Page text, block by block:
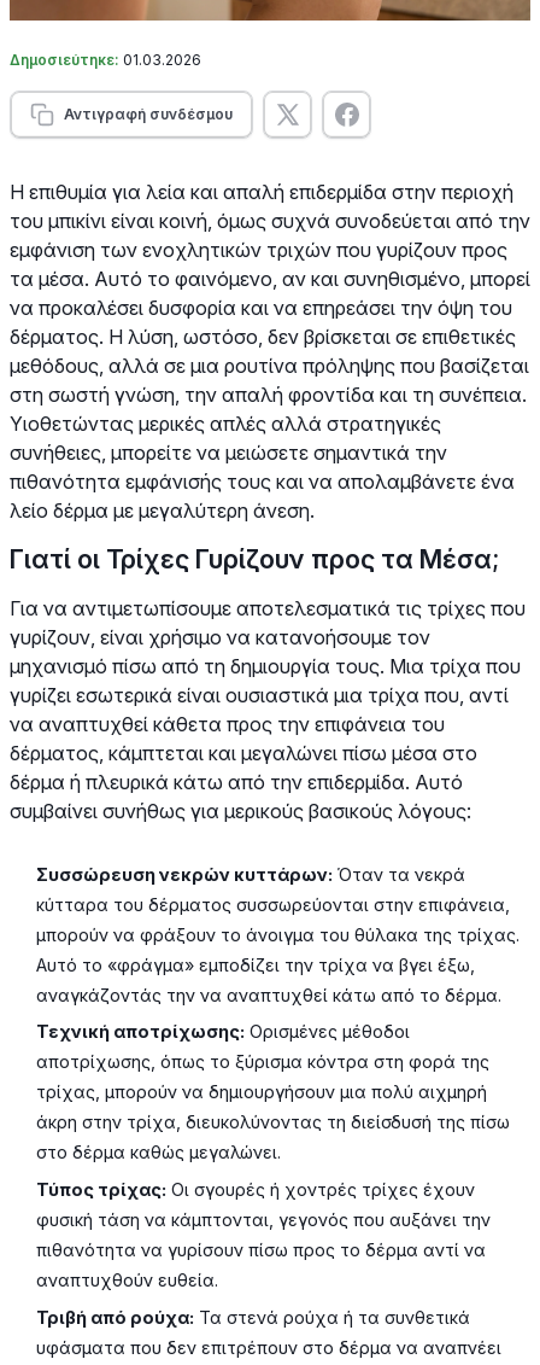
Δημοσιεύτηκε: 01.03.2026
Αντιγραφή συνδέσμου
Η επιθυμία για λεία και απαλή επιδερμίδα στην περιοχή
του μπικίνι είναι κοινή, όμως συχνά συνοδεύεται από την
εμφάνιση των ενοχλητικών τριχών που γυρίζουν προς
τα μέσα. Αυτό το φαινόμενο, αν και συνηθισμένο, μπορεί
να προκαλέσει δυσφορία και να επηρεάσει την όψη του
δέρματος. Η λύση, ωστόσο, δεν βρίσκεται σε επιθετικές
μεθόδους, αλλά σε μια ρουτίνα πρόληψης που βασίζεται
στη σωστή γνώση, την απαλή φροντίδα και τη συνέπεια.
Υιοθετώντας μερικές απλές αλλά στρατηγικές
συνήθειες, μπορείτε να μειώσετε σημαντικά την
πιθανότητα εμφάνισής τους και να απολαμβάνετε ένα
λείο δέρμα με μεγαλύτερη άνεση.
Γιατί οι Τρίχες Γυρίζουν προς τα Μέσα;
Για να αντιμετωπίσουμε αποτελεσματικά τις τρίχες που
γυρίζουν, είναι χρήσιμο να κατανοήσουμε τον
μηχανισμό πίσω από τη δημιουργία τους. Μια τρίχα που
γυρίζει εσωτερικά είναι ουσιαστικά μια τρίχα που, αντί
να αναπτυχθεί κάθετα προς την επιφάνεια του
δέρματος, κάμπτεται και μεγαλώνει πίσω μέσα στο
δέρμα ή πλευρικά κάτω από την επιδερμίδα. Αυτό
συμβαίνει συνήθως για μερικούς βασικούς λόγους:
Συσσώρευση νεκρών κυττάρων: Όταν τα νεκρά
κύτταρα του δέρματος συσσωρεύονται στην επιφάνεια,
μπορούν να φράξουν το άνοιγμα του θύλακα της τρίχας.
Αυτό το «φράγμα» εμποδίζει την τρίχα να βγει έξω,
αναγκάζοντάς την να αναπτυχθεί κάτω από το δέρμα.
Τεχνική αποτρίχωσης: Ορισμένες μέθοδοι
αποτρίχωσης, όπως το ξύρισμα κόντρα στη φορά της
τρίχας, μπορούν να δημιουργήσουν μια πολύ αιχμηρή
άκρη στην τρίχα, διευκολύνοντας τη διείσδυσή της πίσω
στο δέρμα καθώς μεγαλώνει.
Τύπος τρίχας: Οι σγουρές ή χοντρές τρίχες έχουν
φυσική τάση να κάμπτονται, γεγονός που αυξάνει την
πιθανότητα να γυρίσουν πίσω προς το δέρμα αντί να
αναπτυχθούν ευθεία.
Τριβή από ρούχα: Τα στενά ρούχα ή τα συνθετικά
υφάσματα που δεν επιτρέπουν στο δέρμα να αναπνέει